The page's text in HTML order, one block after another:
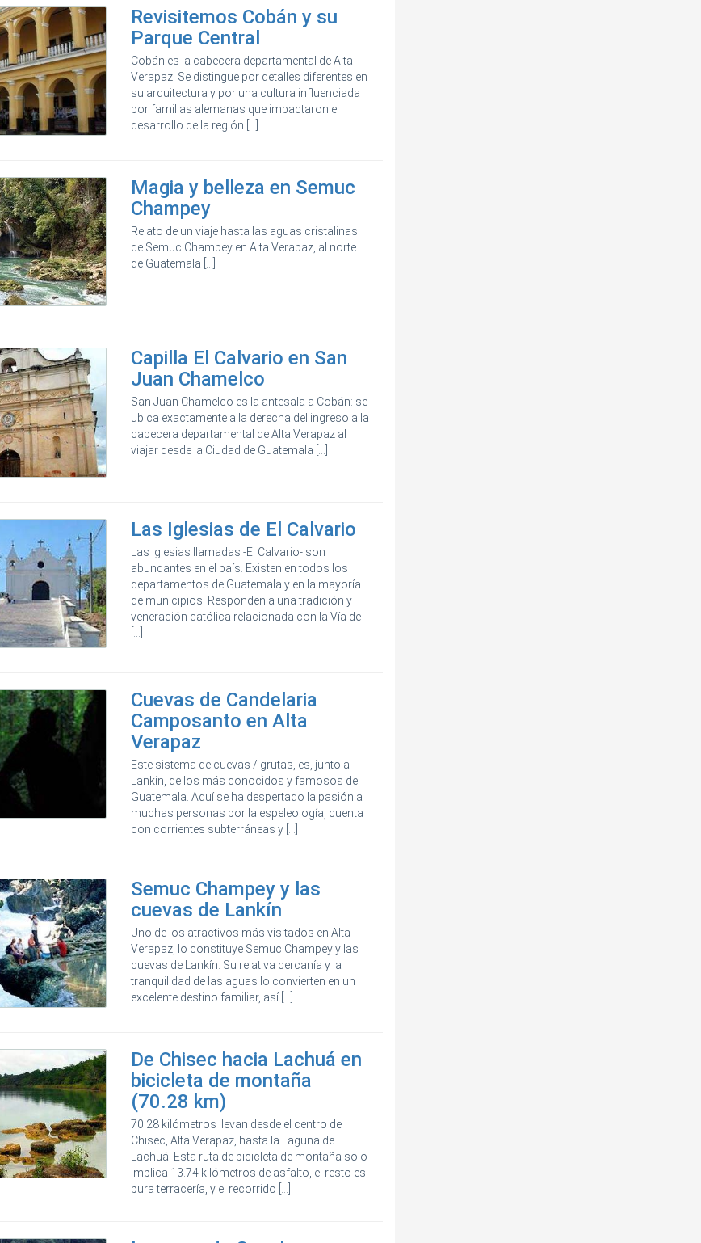
Revisitemos Cobán y su
Parque Central
Cobán es la cabecera departamental de Alta
Verapaz. Se distingue por detalles diferentes en
su arquitectura y por una cultura influenciada
por familias alemanas que impactaron el
desarrollo de la región [...]
Magia y belleza en Semuc
Champey
Relato de un viaje hasta las aguas cristalinas
de Semuc Champey en Alta Verapaz, al norte
de Guatemala [...]
Capilla El Calvario en San
Juan Chamelco
San Juan Chamelco es la antesala a Cobán: se
ubica exactamente a la derecha del ingreso a la
cabecera departamental de Alta Verapaz al
viajar desde la Ciudad de Guatemala [...]
Las Iglesias de El Calvario
Las iglesias llamadas -El Calvario- son
abundantes en el país. Existen en todos los
departamentos de Guatemala y en la mayoría
de municipios. Responden a una tradición y
veneración católica relacionada con la Vía de
Cuevas de Candelaria
Camposanto en Alta
Verapaz
Este sistema de cuevas / grutas, es, junto a
Lankin, de los más conocidos y famosos de
Guatemala. Aquí se ha despertado la pasión a
muchas personas por la espeleología, cuenta
con corrientes subterráneas y [...]
Semuc Champey y las
cuevas de Lankín
Uno de los atractivos más visitados en Alta
Verapaz, lo constituye Semuc Champey y las
cuevas de Lankín. Su relativa cercanía y la
tranquilidad de las aguas lo convierten en un
excelente destino familiar, así [...]
De Chisec hacia Lachuá en
bicicleta de montaña
(70.28 km)
70.28 kilómetros llevan desde el centro de
Chisec, Alta Verapaz, hasta la Laguna de
Lachuá. Esta ruta de bicicleta de montaña solo
implica 13.74 kilómetros de asfalto, el resto es
pura terracería, y el recorrido [...]